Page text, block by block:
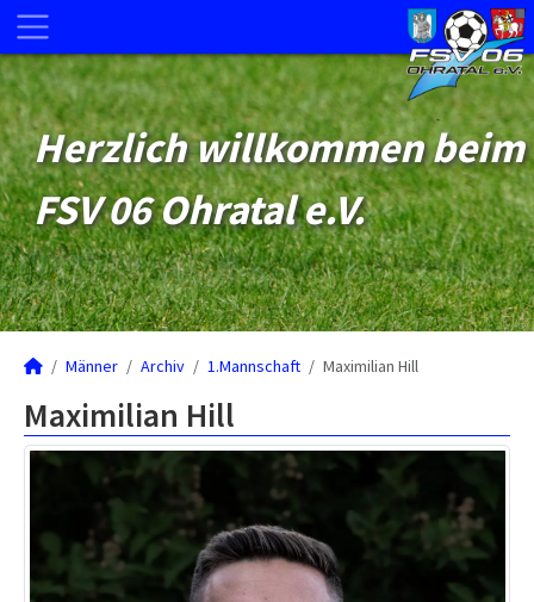
Herzlich willkommen beim
FSV 06 Ohratal e.V.
Männer Archiv 1.Mannschaft Maximilian Hill
Maximilian Hill